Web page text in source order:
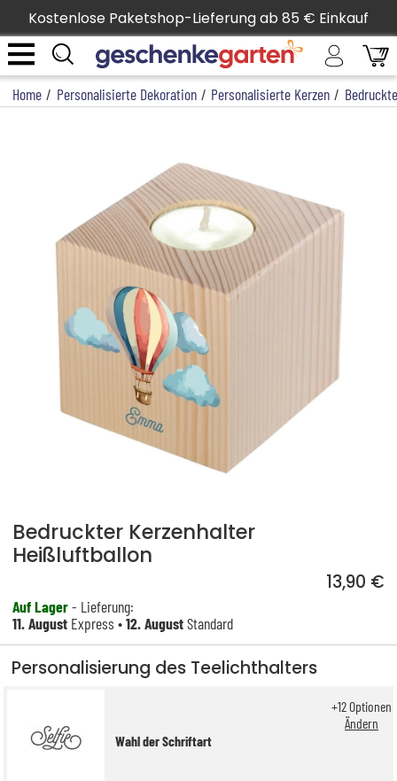
Kostenlose Paketshop-Lieferung ab 85 € Einkauf
Home / Personalisierte Dekoration / Personalisierte Kerzen /
Bedruckter Kerzenhalter
Heißluftballon
13,90 €
Auf Lager- Lieferung:
11. August Express •12. AugustStandard
Personalisierung des Teelichthalters
Wahl der Schriftart
+12Optionen
Ändern